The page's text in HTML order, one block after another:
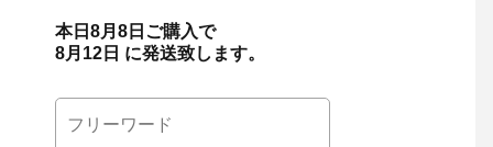
本日 8月8日 ご購入で
8月12日 に発送致します。